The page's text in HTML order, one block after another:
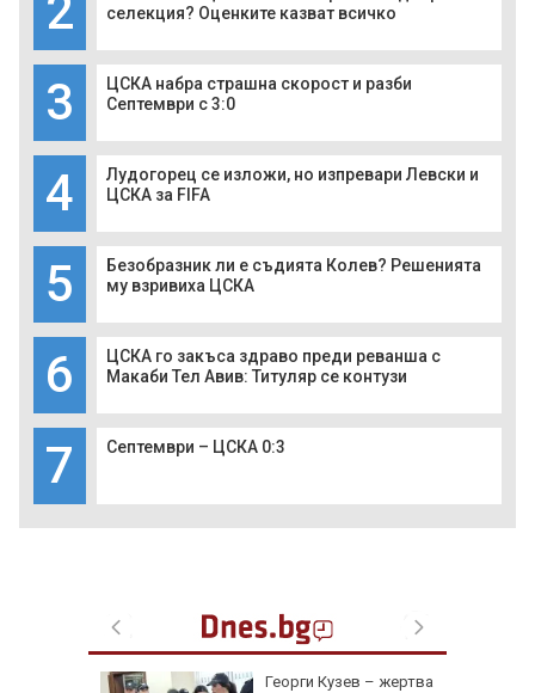
селекция? Оценките казват всичко
3
ЦСКА набра страшна скорост и разби
Септември с 3:0
4
Лудогорец се изложи, но изпревари Левски и
ЦСКА за FIFA
5
Безобразник ли е съдията Колев? Решенията
му взривиха ЦСКА
6
ЦСКА го закъса здраво преди реванша с
Макаби Тел Авив: Титуляр се контузи
7 Септември – ЦСКА 0:3
Георги Кузев – жертва